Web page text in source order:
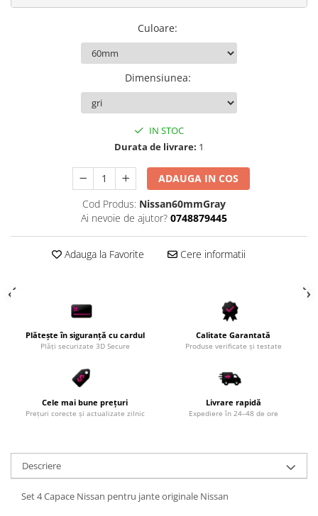
Solutii Exterior Auto
Accesorii scule
Scule Vulcanizare
Aparate premium
Instrumente de scris premium
Ștampile
Culoare:
Dimensiunea:
IN STOC
Durata de livrare: 1
ADAUGA IN COS
Cod Produs: Nissan60mmGray
Ai nevoie de ajutor? 0748879445
Adauga la Favorite Cere informatii
Plătește în siguranță cu cardul
Plăți securizate 3D Secure
Calitate Garantată
Produse verificate și testate
Cele mai bune prețuri
Prețuri corecte și actualizate zilnic
Livrare rapidă
Expediere în 24–48 de ore
Descriere
Set 4 Capace Nissan pentru jante originale Nissan